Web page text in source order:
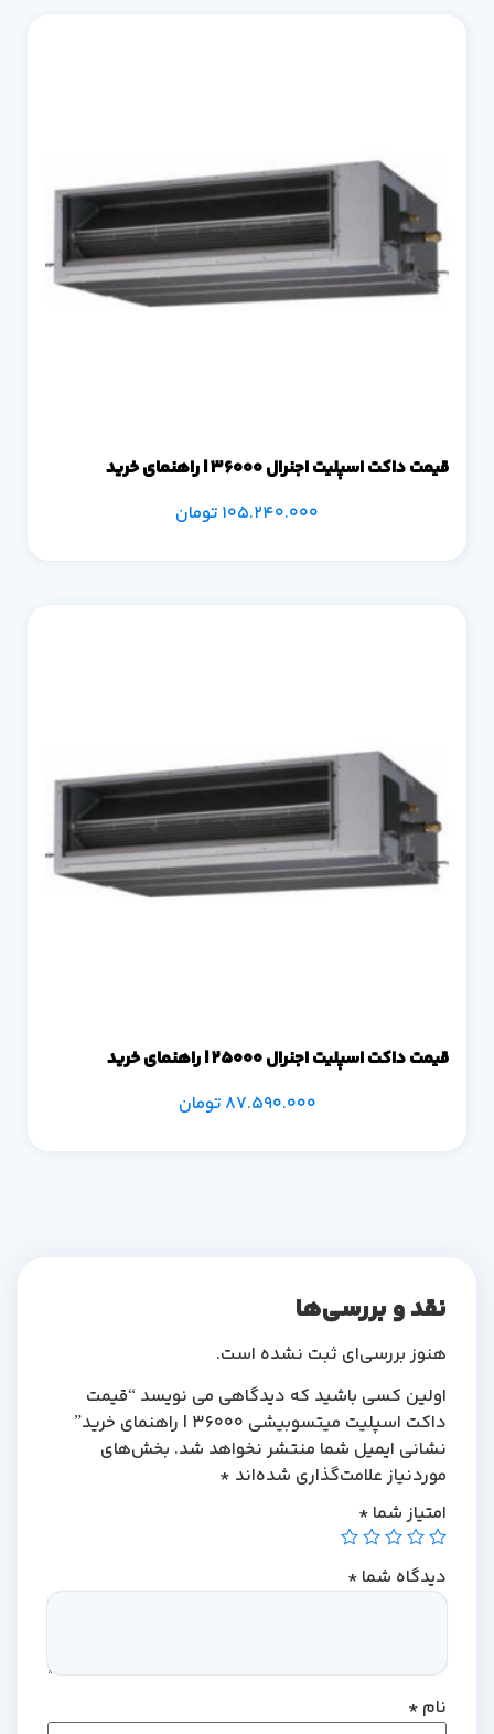
قیمت داکت اسپلیت اجنرال 36000 | راهنمای خرید
105.240.000 تومان
قیمت داکت اسپلیت اجنرال 25000 | راهنمای خرید
87.590.000 تومان
نقد و بررسی‌ها
هنوز بررسی‌ای ثبت نشده است.
اولین کسی باشید که دیدگاهی می نویسد “قیمت
داکت اسپلیت میتسوبیشی 36000 | راهنمای خرید”
نشانی ایمیل شما منتشر نخواهد شد. بخش‌های
موردنیاز علامت‌گذاری شده‌اند *
امتیاز شما *
دیدگاه شما *
نام *